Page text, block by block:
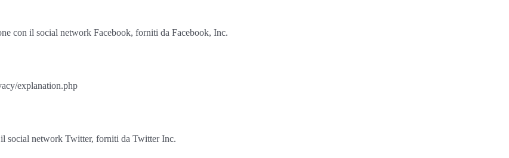
con il social network Facebook, forniti da Facebook, Inc.
explanation.php
social network Twitter, forniti da Twitter Inc.